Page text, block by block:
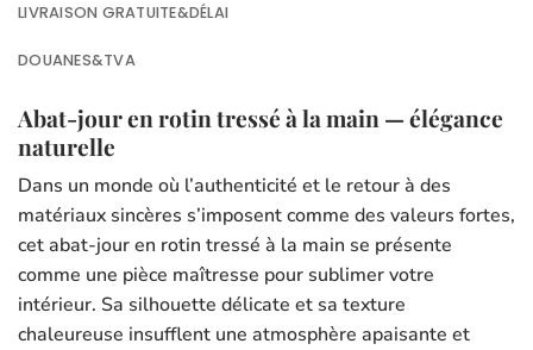
LIVRAISON GRATUITE&DÉLAI
DOUANES&TVA
Abat-jour en rotin tressé à la main — élégance
naturelle
Dans un monde où l’authenticité et le retour à des
matériaux sincères s’imposent comme des valeurs fortes,
cet abat-jour en rotin tressé à la main se présente
comme une pièce maîtresse pour sublimer votre
intérieur. Sa silhouette délicate et sa texture
chaleureuse insufflent une atmosphère apaisante et